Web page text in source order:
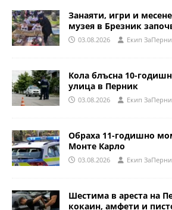
Занаяти, игри и
музея в Брезник
03.08.2026 Eкип
Кола блъсна 10-
улица в Перник
03.08.2026 Eкип
Обраха 11-годишно
Монте Карло
03.08.2026 Eкип
Шестима в ареста на
кокаин, амфети и